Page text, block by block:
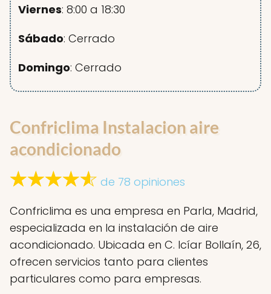
Viernes: 8:00 a 18:30
Sábado: Cerrado
Domingo: Cerrado
Confriclima Instalacion aire
acondicionado
de 78 opiniones
Confriclima es una empresa en Parla, Madrid,
especializada en la instalación de aire
acondicionado. Ubicada en C. Icíar Bollaín, 26,
ofrecen servicios tanto para clientes
particulares como para empresas.